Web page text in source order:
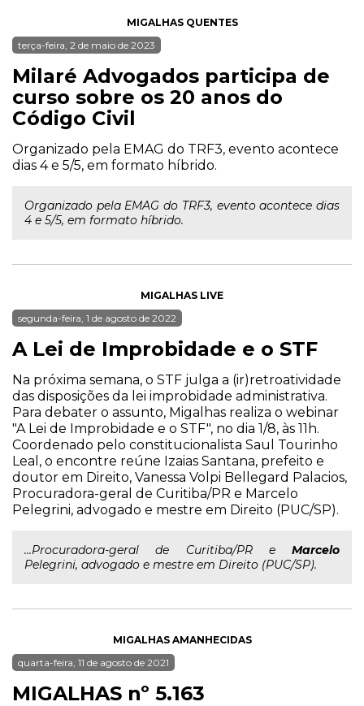
MIGALHAS QUENTES
terça-feira, 2 de maio de 2023
Milaré Advogados participa de
curso sobre os 20 anos do
Código Civil
Organizado pela EMAG do TRF3, evento acontece
dias 4 e 5/5, em formato híbrido.
Organizado pela EMAG do TRF3, evento acontece dias
4 e 5/5, em formato híbrido.
MIGALHAS LIVE
segunda-feira, 1 de agosto de 2022
A Lei de Improbidade e o STF
Na próxima semana, o STF julga a (ir)retroatividade
das disposições da lei improbidade administrativa.
Para debater o assunto, Migalhas realiza o webinar
"A Lei de Improbidade e o STF", no dia 1/8, às 11h.
Coordenado pelo constitucionalista Saul Tourinho
Leal, o encontre reúne Izaias Santana, prefeito e
doutor em Direito, Vanessa Volpi Bellegard Palacios,
Procuradora-geral de Curitiba/PR e Marcelo
Pelegrini, advogado e mestre em Direito (PUC/SP).
...Procuradora-geral de Curitiba/PR e Marcelo
Pelegrini, advogado e mestre em Direito (PUC/SP).
MIGALHAS AMANHECIDAS
quarta-feira, 11 de agosto de 2021
MIGALHAS nº 5.163